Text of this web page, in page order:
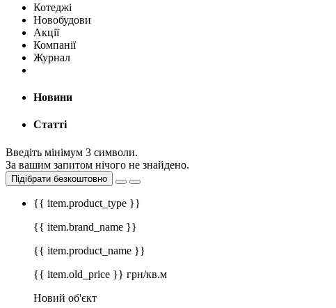
Котеджі
Новобудови
Акції
Компанії
Журнал
Новини
Статті
Введіть мінімум 3 символи.
За вашим запитом нічого не знайдено.
Підібрати безкоштовно
{{ item.product_type }}
{{ item.brand_name }}
{{ item.product_name }}
{{ item.old_price }} грн/кв.м
Новий об'єкт